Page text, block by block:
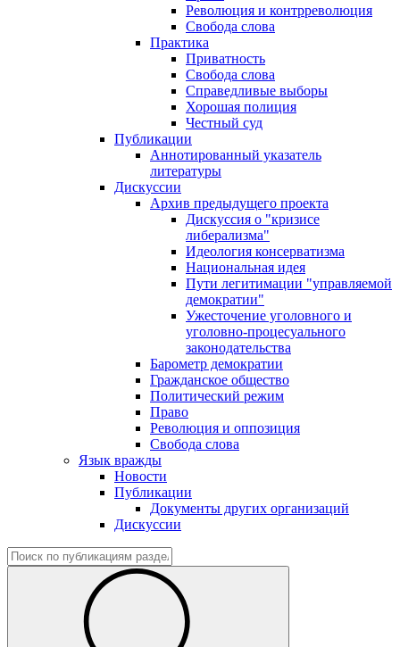
Революция и контрреволюция
Свобода слова
Практика
Приватность
Свобода слова
Справедливые выборы
Хорошая полиция
Честный суд
Публикации
Аннотированный указатель
литературы
Дискуссии
Архив предыдущего проекта
Дискуссия о "кризисе
либерализма"
Идеология консерватизма
Национальная идея
Пути легитимации "управляемой
демократии"
Ужесточение уголовного и
уголовно-процесуального
законодательства
Барометр демократии
Гражданское общество
Политический режим
Право
Революция и оппозиция
Свобода слова
Язык вражды
Новости
Публикации
Документы других организаций
Дискуссии